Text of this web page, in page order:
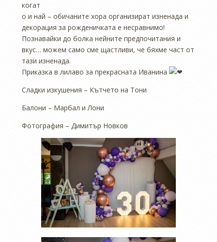
когат
о и най – обичаните хора организират изненада и
декорация за рожденичката е несравнимо!
Познавайки до болка нейните предпочитания и
вкус… можем само сме щастливи, че бяхме част от
тази изненада.
Приказка в лилаво за прекрасната Иванина
Сладки изкушения – Кътчето на Тони
Балони – Марбал и Лони
Фотография – Димитър Новков